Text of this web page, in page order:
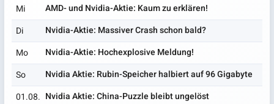
Mi
AMD- und Nvidia-Aktie: Kaum zu erklären!
Di
Nvidia-Aktie: Massiver Crash schon bald?
Mo
Nvidia-Aktie: Hochexplosive Meldung!
So
Nvidia Aktie: Rubin-Speicher halbiert auf 96 Gigabyte
01.08. Nvidia Aktie: China-Puzzle bleibt ungelöst